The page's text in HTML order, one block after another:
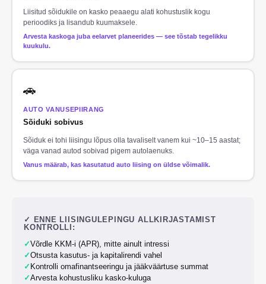
Liisitud sõidukile on kasko peaaegu alati kohustuslik kogu
perioodiks ja lisandub kuumaksele.
Arvesta kaskoga juba eelarvet planeerides — see tõstab tegelikku
kuukulu.
🚗
AUTO VANUSEPIIRANG
Sõiduki sobivus
Sõiduk ei tohi liisingu lõpus olla tavaliselt vanem kui ~10–15 aastat;
väga vanad autod sobivad pigem autolaenuks.
Vanus määrab, kas kasutatud auto liising on üldse võimalik.
✓
ENNE LIISINGULEPINGU ALLKIRJASTAMIST
KONTROLLI:
✓Võrdle KKM-i (APR), mitte ainult intressi
✓Otsusta kasutus- ja kapitalirendi vahel
✓ Kontrolli omafinantseeringu ja jääkväärtuse summat
✓Arvesta kohustusliku kasko-kuluga